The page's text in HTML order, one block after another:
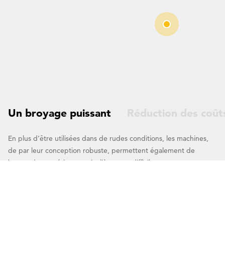
en un clin
Un broyage puissant
En plus d’être utilisées dans de rudes conditions, les machines,
de par leur conception robuste, permettent également de
broyer des matériaux particulièrement difficiles.